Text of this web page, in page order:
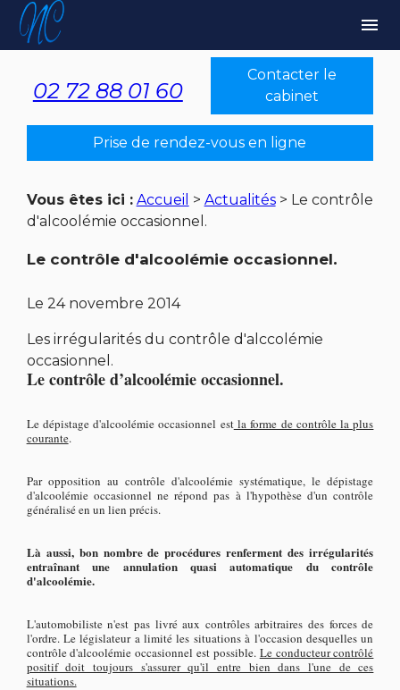
menu
02 72 88 01 60
Contacter le
cabinet
Prise de rendez-vous en ligne
Vous êtes ici : Accueil > Actualités> Le contrôle
d'alcoolémie occasionnel.
Le contrôle d'alcoolémie occasionnel.
Le 24 novembre 2014
Les irrégularités du contrôle d'alccolémie
occasionnel.
Le contrôle d’alcoolémieoccasionnel.
Le dépistage d'alcoolémie occasionnel estla forme de contrôle la plus
courante.
Par opposition au contrôle d'alcoolémie systématique, le dépistage
d'alcoolémie occasionnel ne répond pas à l'hypothèse d'un contrôle
généralisé en un lien précis.
Là aussi, bon nombre de procédures renferment des irrégularités
entraînant une annulation quasi automatique du contrôle
d'alcoolémie.
L'automobiliste n'est pas livré aux contrôles arbitraires des forces de
l'ordre. Le législateur a limité les situations à l'occasion desquelles un
contrôle d'alcoolémie occasionnel est possible. Le conducteur contrôlé
positif doit toujours s'assurer qu'il entre bien dans l'une de ces
situations.
Panneau de gestion des cookies